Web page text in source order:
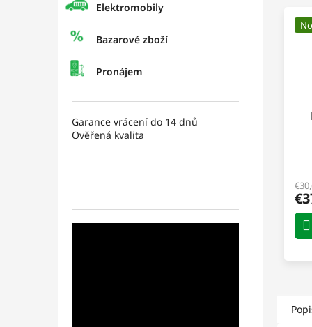
Elektromobily
Bazarové zboží
Pronájem
Garance vrácení do 14 dnů
Ověřená kvalita